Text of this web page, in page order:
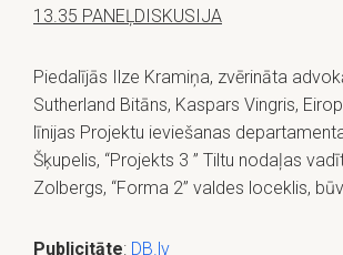
13.35 PANEĻDISKUSIJA
Piedalījās Ilze Kramiņa, zvērināta
Sutherland Bitāns, Kaspars Vingris,
līnijas Projektu ieviešanas
Šķupelis, “Projekts 3 ” Tiltu nodaļas
Zolbergs, “Forma 2” valdes loceklis,
Publicitāte: DB.lv